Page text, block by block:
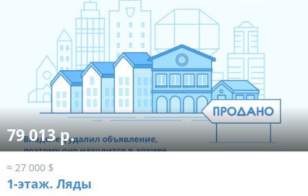
79 013 р.
≈ 27 000 $
1-этаж. Ляды